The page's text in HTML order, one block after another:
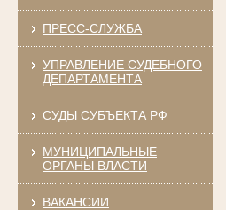
ПРЕСС-СЛУЖБА
УПРАВЛЕНИЕ СУДЕБНОГО
ДЕПАРТАМЕНТА
СУДЫ СУБЪЕКТА РФ
МУНИЦИПАЛЬНЫЕ
ОРГАНЫ ВЛАСТИ
ВАКАНСИИ